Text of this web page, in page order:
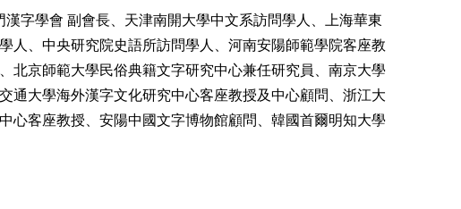
字學會 副會長、天津南開大學中文系訪問學人、上海華東
人、中央研究院史語所訪問學人、河南安陽師範學院客座教
北京師範大學民俗典籍文字研究中心兼任研究員、南京大學
通大學海外漢字文化研究中心客座教授及中心顧問、浙江大
心客座教授、安陽中國文字博物館顧問、韓國首爾明知大學